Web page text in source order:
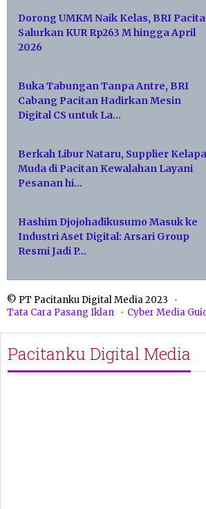
Dorong UMKM Naik Kelas, BRI
Salurkan KUR Rp263 M hingga April
2026
Buka Tabungan Tanpa Antre, BRI
Cabang Pacitan Hadirkan Mesin
Digital CS untuk La…
Berkah Libur Nataru, Supplier Kelapa
Muda di Pacitan Kewalahan Layani
Pesanan hi…
Hashim Djojohadikusumo Masuk ke
Industri Aset Digital: Arsari Group
Resmi Jadi P…
© PT Pacitanku Digital Media 2023
Tata Cara Pasang Iklan
Cyber Media
Pacitanku Digital Media